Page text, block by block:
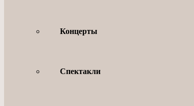
Концерты
Спектакли